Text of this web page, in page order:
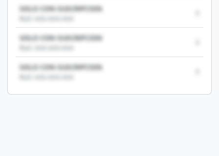
SOLO CON SUSCRIPCION
SOLO CON SUSCRIPCION
SOLO CON SUSCRIPCION